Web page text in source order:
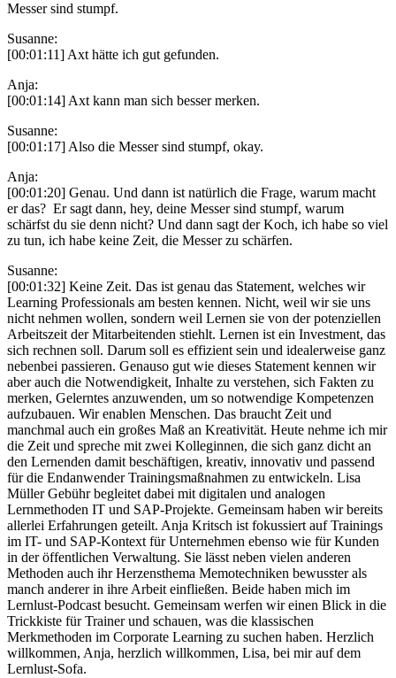
Messer sind stumpf.
Susanne:
[00:01:11] Axt hätte ich gut gefunden.
Anja:
[00:01:14] Axt kann man sich besser merken.
Susanne:
[00:01:17] Also die Messer sind stumpf, okay.
Anja:
[00:01:20] Genau. Und dann ist natürlich die Frage, warum macht
er das? Er sagt dann, hey, deine Messer sind stumpf, warum
schärfst du sie denn nicht? Und dann sagt der Koch, ich habe so viel
zu tun, ich habe keine Zeit, die Messer zu schärfen.
Susanne:
[00:01:32] Keine Zeit. Das ist genau das Statement, welches wir
Learning Professionals am besten kennen. Nicht, weil wir sie uns
nicht nehmen wollen, sondern weil Lernen sie von der potenziellen
Arbeitszeit der Mitarbeitenden stiehlt. Lernen ist ein Investment, das
sich rechnen soll. Darum soll es effizient sein und idealerweise ganz
nebenbei passieren. Genauso gut wie dieses Statement kennen wir
aber auch die Notwendigkeit, Inhalte zu verstehen, sich Fakten zu
merken, Gelerntes anzuwenden, um so notwendige Kompetenzen
aufzubauen. Wir enablen Menschen. Das braucht Zeit und
manchmal auch ein großes Maß an Kreativität. Heute nehme ich mir
die Zeit und spreche mit zwei Kolleginnen, die sich ganz dicht an
den Lernenden damit beschäftigen, kreativ, innovativ und passend
für die Endanwender Trainingsmaßnahmen zu entwickeln. Lisa
Müller Gebühr begleitet dabei mit digitalen und analogen
Lernmethoden IT und SAP-Projekte. Gemeinsam haben wir bereits
allerlei Erfahrungen geteilt. Anja Kritsch ist fokussiert auf Trainings
im IT- und SAP-Kontext für Unternehmen ebenso wie für Kunden
in der öffentlichen Verwaltung. Sie lässt neben vielen anderen
Methoden auch ihr Herzensthema Memotechniken bewusster als
manch anderer in ihre Arbeit einfließen. Beide haben mich im
Lernlust-Podcast besucht. Gemeinsam werfen wir einen Blick in die
Trickkiste für Trainer und schauen, was die klassischen
Merkmethoden im Corporate Learning zu suchen haben. Herzlich
willkommen, Anja, herzlich willkommen, Lisa, bei mir auf dem
Lernlust-Sofa.